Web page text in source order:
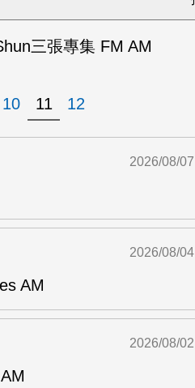
三張專集 FM AM
10 11 12
2026/08/07
AM
2026/08/04
2026/08/02